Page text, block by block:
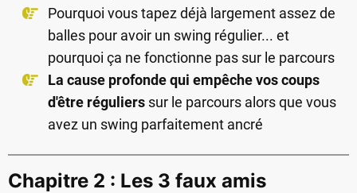
Pourquoi vous tapez déjà largement assez de
balles pour avoir un swing régulier... et
pourquoi ça ne fonctionne pas sur le parcours
La cause profonde qui empêche vos coups
d'être réguliers sur le parcours alors que vous
avez un swing parfaitement ancré
Chapitre 2 : Les 3 faux amis